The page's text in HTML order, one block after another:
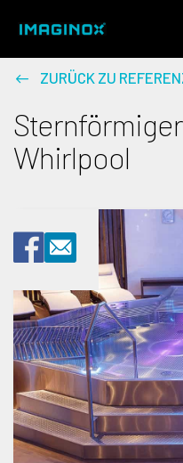
ZURÜCK ZU
Whirlpool